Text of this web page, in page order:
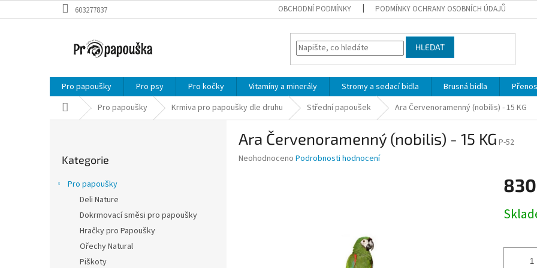
na
603277837 OBCHODNÍ PODMÍNKY PODMÍNKY OCHRANY OSOBNÍCH ÚDAJŮ
HLEDAT
Pro papoušky Pro psy Pro kočky Vitamíny a minerály Stromy a sedací bidla Brusná bidla
Domů Pro papoušky Krmiva pro papoušky dle druhu Střední papoušek Ara Červenoramenný (nobilis) - 15 KG
kategorie
Kategorie
Pro papoušky
Deli Nature
Dokrmovací směsi pro papoušky
Hračky pro Papoušky
Ořechy Natural
Piškoty
Ara Červenoramenný (nobilis) - 15 KG P-52
Průměrné
Neohodnoceno Podrobnosti hodnocení
cena: